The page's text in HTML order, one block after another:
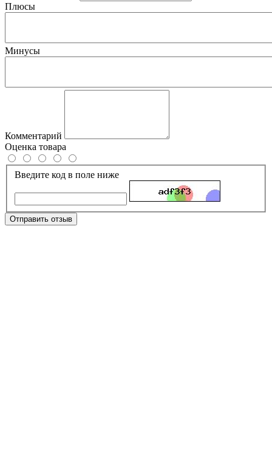
Плюсы
Минусы
Комментарий
Оценка товара
Введите код в поле ниже
Отправить отзыв